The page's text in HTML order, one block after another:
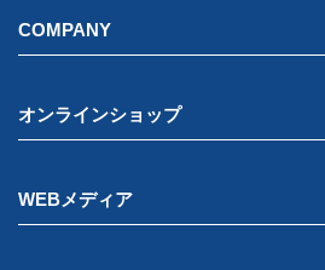
COMPANY
オンラインショップ
WEBメディア